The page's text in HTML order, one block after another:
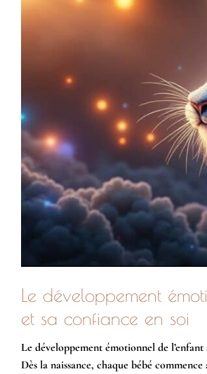
Le développement
et sa confiance en soi
Le développement émotionnel de
Dès la naissance, chaque bébé